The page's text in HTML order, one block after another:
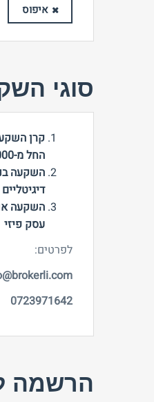
איפוס
סוגי
קרן
החל מ-100,000 ש״ח
השקעה
דיגיטליים
השקעה
עסק פיזי
לפרטים:
0723971642
הרשמה